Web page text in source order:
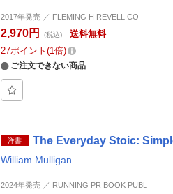
2017年発売 ／ FLEMING H REVELL CO
2,970円 (税込)
送料無料
27ポイント 1倍
ご注文できない商品
洋書 The Everyday Stoic:
William Mulligan
2024年発売 ／ RUNNING PR BOOK PUBL